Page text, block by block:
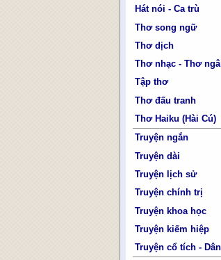
Hát nói - Ca trù
Thơ song ngữ
Thơ dịch
Thơ nhạc - Thơ
Tập thơ
Thơ đấu tranh
Thơ Haiku (Hài Cú)
Truyện ngắn
Truyện dài
Truyện lịch sử
Truyện chính trị
Truyện khoa học
Truyện kiếm hiệp
Truyện cổ tích -